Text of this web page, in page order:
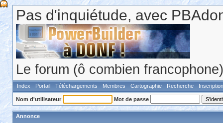
Pas d'inquiétude, avec
Le forum (ô combien
Index Portail Téléchargements Membres Cartographie Recherche Inscription
Nom d'utilisateur Mot de passe
Annonce